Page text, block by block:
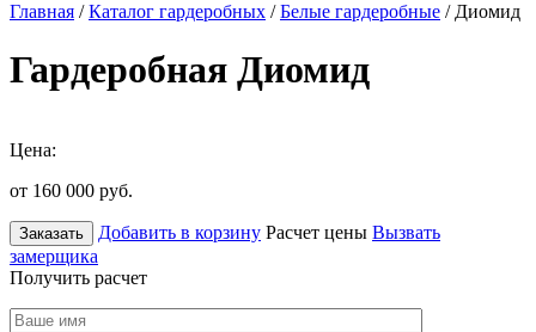
Главная /Каталог гардеробных /Белые гардеробные / Диомид
Гардеробная Диомид
Цена:
от 160 000 руб.
Заказать Добавить в корзину Расчет цены Вызвать
замерщика
Получить расчет